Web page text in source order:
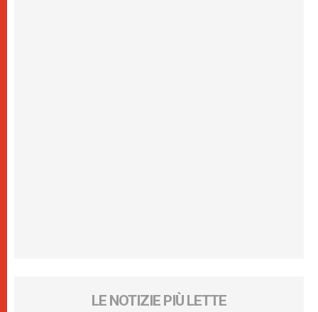
LE NOTIZIE PIÙ LETTE